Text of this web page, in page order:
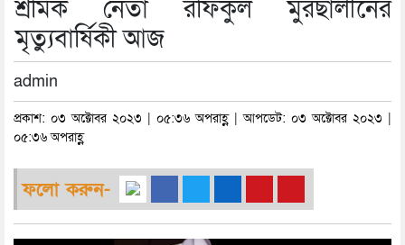
শ্রমিক নেতা রফিকুল মুরছালীনের
মৃত্যুবার্ষিকী আজ
admin
প্রকাশ: ০৩ অক্টোবর ২০২৩ | ০৫:৩৬ অপরাহ্ণ | আপডেট: ০৩ অক্টোবর ২০২৩ |
০৫:৩৬ অপরাহ্ণ
ফলো করুন-